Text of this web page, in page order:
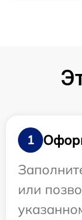
1
или